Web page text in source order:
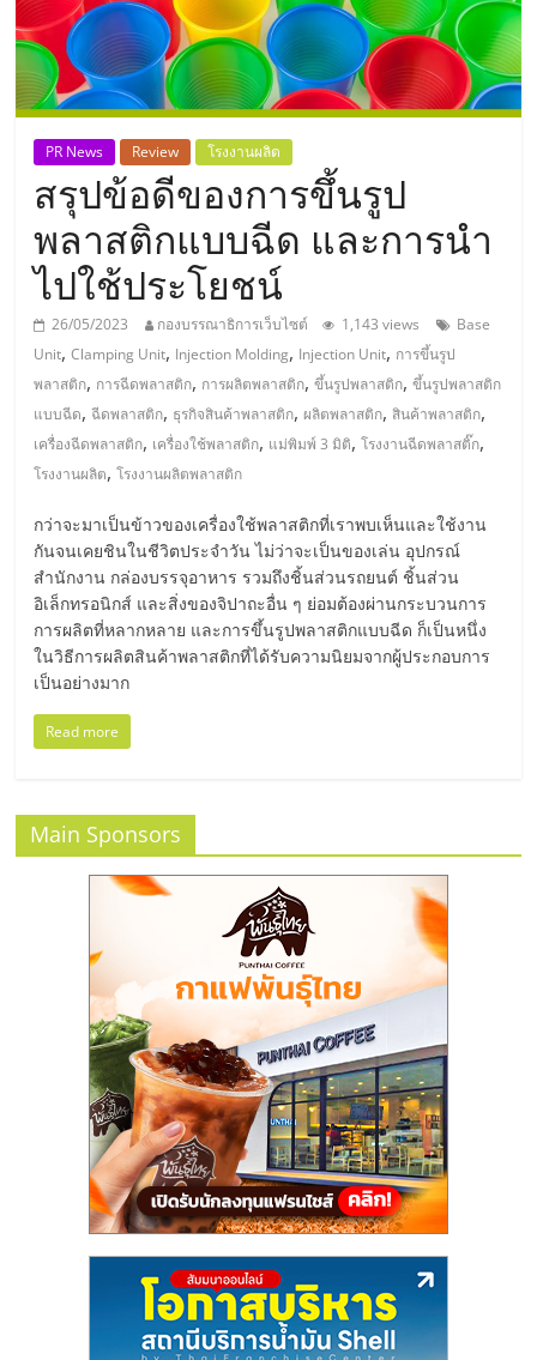
รวม
ธุรกิจ
เอ
ส
เอ็
มอี
ไทย,
SMEs,
แฟ
รน
ไชส์,
ที่
ปรึกษา
แฟ
ไชส์,
รวม
แฟ
PR News Review โรงงานผลิต
สรุปข้อดีของการขึ้นรูป
พลาสติกแบบฉีด และการนำ
ไปใช้ประโยชน์
26/05/2023 กองบรรณาธิการเว็บไซต์ 1,143 views
Base
Unit,Clamping Unit, Injection Molding, Injection Unit, การขึ้นรูป
พลาสติก, การฉีดพลาสติก, การผลิตพลาสติก,ขึ้นรูปพลาสติก,ขึ้นรูปพลาสติก
แบบฉีด,ฉีดพลาสติก, ธุรกิจสินค้าพลาสติก,ผลิตพลาสติก,สินค้าพลาสติก,
เครื่องฉีดพลาสติก, เครื่องใช้พลาสติก, แม่พิมพ์ 3 มิติ,โรงงานฉีดพลาสติ๊ก,
โรงงานผลิต,โรงงานผลิตพลาสติก
กว่าจะมาเป็นข้าวของเครื่องใช้พลาสติกที่เราพบเห็นและใช้งาน
กันจนเคยชินในชีวิตประจำวัน ไม่ว่าจะเป็นของเล่น อุปกรณ์
สำนักงาน กล่องบรรจุอาหาร รวมถึงชิ้นส่วนรถยนต์ ชิ้นส่วน
อิเล็กทรอนิกส์ และสิ่งของจิปาถะอื่น ๆ ย่อมต้องผ่านกระบวนการ
การผลิตที่หลากหลาย และการขึ้นรูปพลาสติกแบบฉีด ก็เป็นหนึ่ง
ในวิธีการผลิตสินค้าพลาสติกที่ได้รับความนิยมจากผู้ประกอบการ
เป็นอย่างมาก
Read more
Main Sponsors